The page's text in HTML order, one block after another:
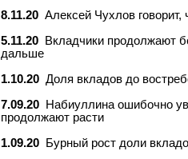
8.11.20 Алексей Чухлов
5.11.20
Вкладчики продолжают
дальше
1.10.20 Доля вкладов до
7.09.20
Набиуллина ошибочно
продолжают расти
1.09.20
Бурный рост доли